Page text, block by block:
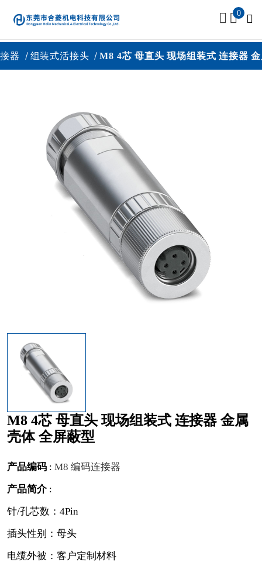
0
器 组装式活接头 M8 4芯 母直头 现场组装式 连接器 金
M8 4芯 母直头 现场组装式 连接器 金属
壳体 全屏蔽型
产品编码 : M8 编码连接器
产品简介:
针/孔芯数：4Pin
插头性别：母头
电缆外被：客户定制材料